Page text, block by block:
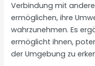
Verbindung mit
ermöglichen, ihre
wahrzunehmen. Es
ermöglicht ihnen,
der Umgebung zu